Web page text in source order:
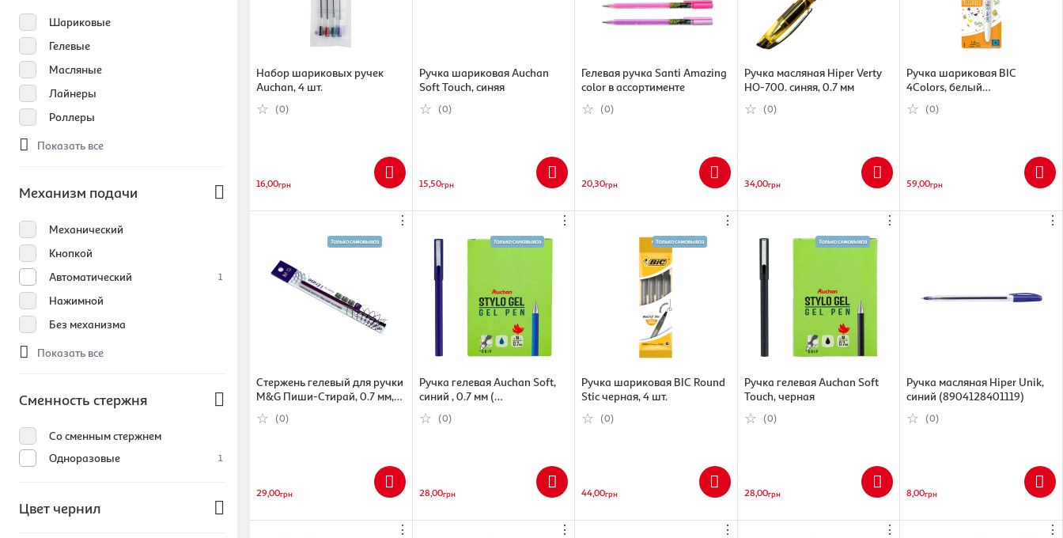
Шариковые
Гелевые
Масляные
Лайнеры
Роллеры
Показать все
Механизм подачи
Механический
Кнопкой
Автоматический
1
Нажимной
Без механизма
Показать все
Сменность стержня
Со сменным стержнем
Одноразовые
1
Цвет чернил
Набор шариковых ручек
Auchan, 4 шт.
(0)
16,00грн
Ручка шариковая Auchan
Soft Touch, синяя
(0)
15,50грн
Гелевая ручка Santi Аmazing
color в ассортименте
(0)
20,30грн
Ручка масляная Hiper Verty
HO-700. синяя, 0.7 мм
(0)
34,00грн
Ручка шариковая BIC
4Colors, белый
(3086123538931)
(0)
59,00грн
⋮
Стержень гелевый для ручки
M&G Пиши-Стирай, 0.7 мм,
фиолетовый
(0)
29,00грн
⋮
Ручка гелевая Auchan Soft,
синий , 0.7 мм (
3245676607703)
(0)
28,00грн
⋮
Ручка шариковая BIC Round
Stic черная, 4 шт.
(0)
44,00грн
⋮
Ручка гелевая Auchan Soft
Touch, черная
(0)
28,00грн
⋮
Ручка масляная Hiper Unik,
синий (8904128401119)
(0)
8,00грн
⋮ ⋮ ⋮ ⋮ ⋮